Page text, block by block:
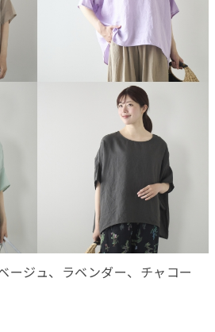
ージュ、ラベンダー、チャコー